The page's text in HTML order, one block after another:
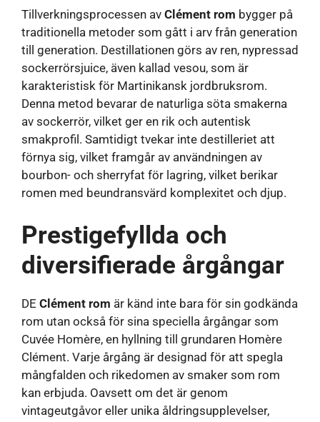
Tillverkningsprocessen av Clément rom bygger på
traditionella metoder som gått i arv från generation
till generation. Destillationen görs av ren, nypressad
sockerrörsjuice, även kallad vesou, som är
karakteristisk för Martinikansk jordbruksrom.
Denna metod bevarar de naturliga söta smakerna
av sockerrör, vilket ger en rik och autentisk
smakprofil. Samtidigt tvekar inte destilleriet att
förnya sig, vilket framgår av användningen av
bourbon- och sherryfat för lagring, vilket berikar
romen med beundransvärd komplexitet och djup.
Prestigefyllda och
diversifierade årgångar
DE Clément rom är känd inte bara för sin godkända
rom utan också för sina speciella årgångar som
Cuvée Homère, en hyllning till grundaren Homère
Clément. Varje årgång är designad för att spegla
mångfalden och rikedomen av smaker som rom
kan erbjuda. Oavsett om det är genom
vintageutgåvor eller unika åldringsupplevelser,